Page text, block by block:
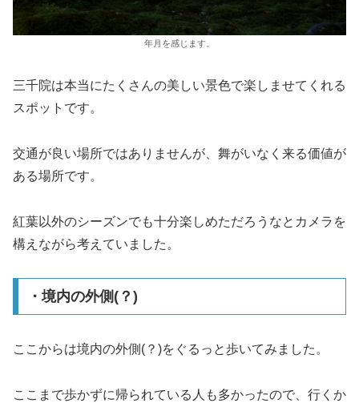
年月を感じます。
三千院は本当にたくさんの美しい景色で楽しませてくれる
スポットです。
交通が良い場所ではありませんが、舞がいなく来る価値が
ある場所です。
紅葉以外のシーズンでも十分楽しめただろうなとカメラを
構えながら考えていました。
・境内の外側(？)
ここからは境内の外側(？)をぐるっと歩いてみました。
ここまで歩かずに帰られている人も多かったので、行くか